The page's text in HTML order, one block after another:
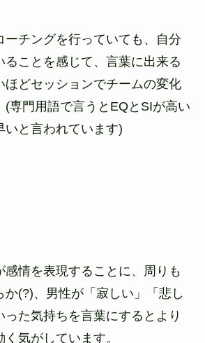
ーチングを行っていても、自分
ることを感じて、言葉に出来る
ほどセッションでチームの変化
(専門用語で言うとEQとSIが高い
いと言われています)
感情を表現することに、周りも
か(?)、男性が「寂しい」「悲し
った気持ちを言葉にするとより
気がしています。